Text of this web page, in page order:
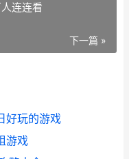
连连看
下一篇 »
好玩的游戏
游戏